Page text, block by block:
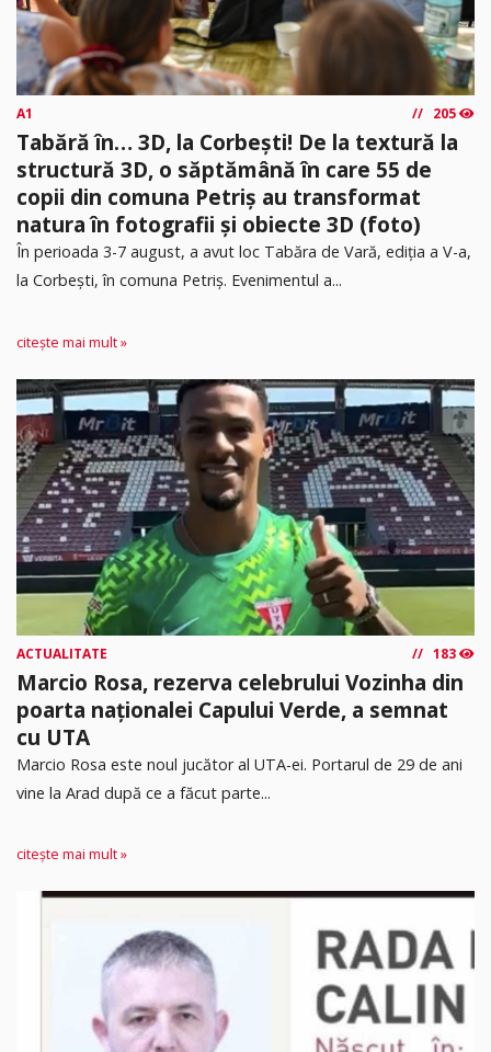
A1 205
Tabără în… 3D, la Corbești! De la textură la
structură 3D, o săptămână în care 55 de
copii din comuna Petriș au transformat
natura în fotografii și obiecte 3D (foto)
În perioada 3-7 august, a avut loc Tabăra de Vară, ediția a V-a,
la Corbești, în comuna Petriș. Evenimentul a...
citește mai mult »
ACTUALITATE 183
Marcio Rosa, rezerva celebrului Vozinha din
poarta naționalei Capului Verde, a semnat
cu UTA
Marcio Rosa este noul jucător al UTA-ei. Portarul de 29 de ani
vine la Arad după ce a făcut parte...
citește mai mult »